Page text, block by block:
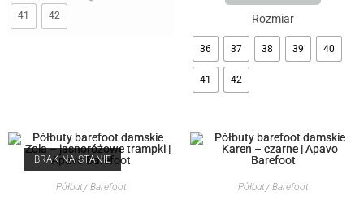
41 42 Rozmiar
36 37 38 39 40
41 42
BRAK NA STANIE
Półbuty Barefoot Półbuty Barefoot